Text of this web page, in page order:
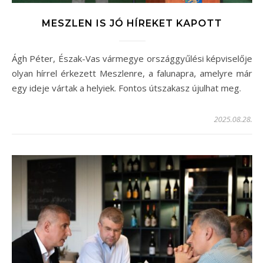
MESZLEN IS JÓ HÍREKET KAPOTT
Ágh Péter, Észak-Vas vármegye országgyűlési képviselője
olyan hírrel érkezett Meszlenre, a falunapra, amelyre már
egy ideje vártak a helyiek. Fontos útszakasz újulhat meg.
2025.08.28.